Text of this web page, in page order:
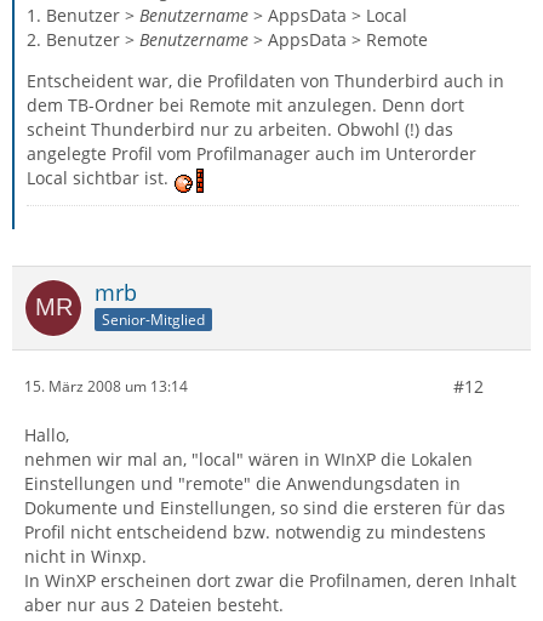
1. Benutzer > Benutzername > AppsData > Local
2. Benutzer > Benutzername > AppsData > Remote
Entscheident war, die Profildaten von Thunderbird auch in
dem TB-Ordner bei Remote mit anzulegen. Denn dort
scheint Thunderbird nur zu arbeiten. Obwohl (!) das
angelegte Profil vom Profilmanager auch im Unterorder
Local sichtbar ist.
mrb
Senior-Mitglied
15. März 2008 um 13:14 #12
Hallo,
nehmen wir mal an, "local" wären in WInXP die Lokalen
Einstellungen und "remote" die Anwendungsdaten in
Dokumente und Einstellungen, so sind die ersteren für das
Profil nicht entscheidend bzw. notwendig zu mindestens
nicht in Winxp.
In WinXP erscheinen dort zwar die Profilnamen, deren Inhalt
aber nur aus 2 Dateien besteht.